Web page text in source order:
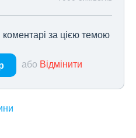
за цією темою
або Відмінити